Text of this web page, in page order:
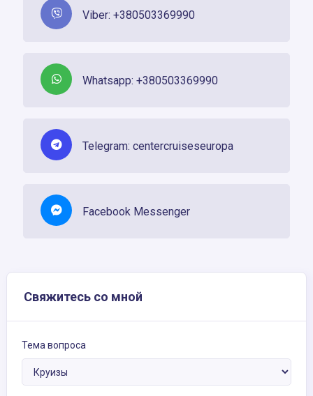
Viber: +380503369990
Whatsapp: +380503369990
Telegram: centercruiseseuropa
Facebook Messenger
Свяжитесь со мной
Тема вопроса